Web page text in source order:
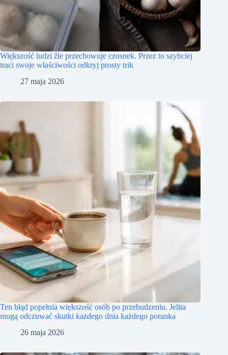
Większość ludzi źle przechowuje czosnek. Przez to szybciej
traci swoje właściwości odkryj prosty trik
27 maja 2026
Ten błąd popełnia większość osób po przebudzeniu. Jelita
mogą odczuwać skutki każdego dnia każdego poranka
26 maja 2026